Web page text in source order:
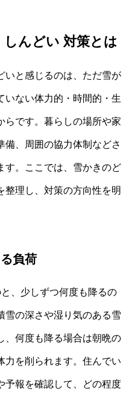
しんどい 対策とは
いと感じるのは、ただ雪が
いない体力的・時間的・生
らです。暮らしの場所や家
備、周囲の協力体制などさ
す。ここでは、雪かきのど
整理し、対策の方向性を明
負荷
、少しずつ何度も降るの
雪の深さや湿り気のある雪
、何度も降る場合は朝晩の
力を削られます。住んでい
予報を確認して、どの程度